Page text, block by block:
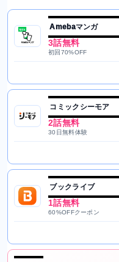
Amebaマンガ
3話無料
初回70%OFF
コミックシーモア
2話無料
30日無料体験
ブックライブ
1話無料
60%OFFクーポン